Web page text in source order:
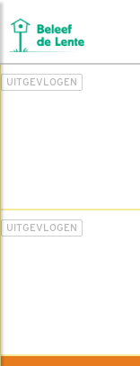
UITGEVLOGEN
UITGEVLOGEN